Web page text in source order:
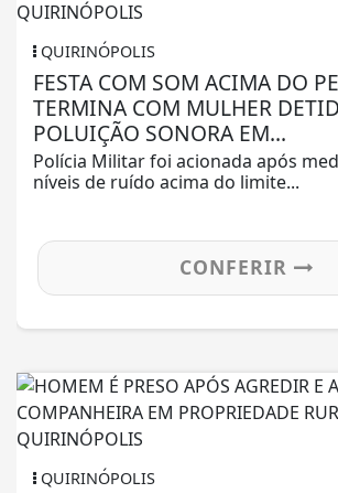
QUIRINÓPOLIS
FESTA COM SOM ACIMA DO
TERMINA COM MULHER
POLUIÇÃO SONORA EM...
Polícia Militar foi acionada após
níveis de ruído acima do limite...
CONFERIR
QUIRINÓPOLIS